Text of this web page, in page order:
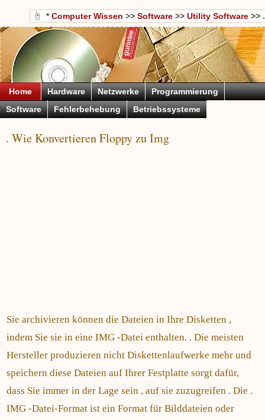
*Computer Wissen >> Software >> Utility Software >> .
Home Hardware Netzwerke
Programmierung
Software
Fehlerbehebung Betriebssysteme
. Wie Konvertieren Floppy zu Img
Sie archivieren können die Dateien in Ihre Disketten ,
indem Sie sie in eine IMG -Datei enthalten. . Die meisten
Hersteller produzieren nicht Diskettenlaufwerke mehr und
speichern diese Dateien auf Ihrer Festplatte sorgt dafür,
dass Sie immer in der Lage sein , auf sie zuzugreifen . Die .
IMG -Datei-Format ist ein Format für Bilddateien oder